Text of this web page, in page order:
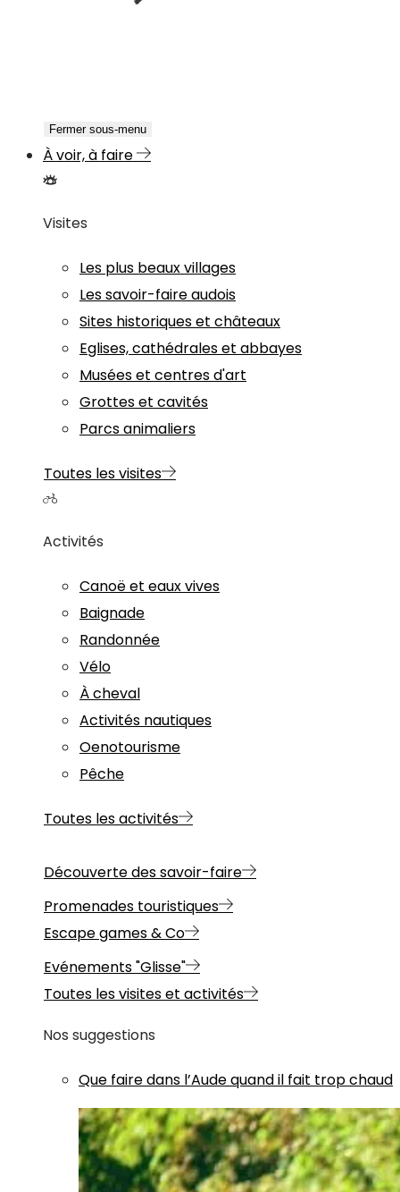
Fermer sous-menu
À voir, à faire
Visites
Les plus beaux villages
Les savoir-faire audois
Sites historiques et châteaux
Eglises, cathédrales et abbayes
Musées et centres d'art
Grottes et cavités
Parcs animaliers
Toutes les visites
Activités
Canoë et eaux vives
Baignade
Randonnée
Vélo
À cheval
Activités nautiques
Oenotourisme
Pêche
Toutes les activités
Découverte des savoir-faire
Promenades touristiques
Escape games & Co
Evénements "Glisse"
Toutes les visites et activités
Nos suggestions
Que faire dans l’Aude quand il fait trop chaud